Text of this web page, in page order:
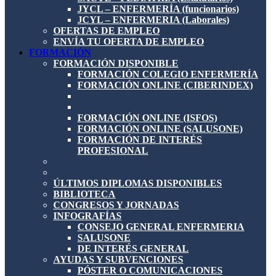
JYCL – ENFERMERÍA (funcionarios)
JCYL – ENFERMERIA (Laborales)
OFERTAS DE EMPLEO
ENVÍA TU OFERTA DE EMPLEO
FORMACIÓN
FORMACIÓN DISPONIBLE
FORMACIÓN COLEGIO ENFERMERÍA
FORMACIÓN ONLINE (CIBERINDEX)
FORMACIÓN ONLINE (ISFOS)
FORMACIÓN ONLINE (SALUSONE)
FORMACIÓN DE INTERÉS
PROFESIONAL
ÚLTIMOS DIPLOMAS DISPONIBLES
BIBLIOTECA
CONGRESOS Y JORNADAS
INFOGRAFÍAS
CONSEJO GENERAL ENFERMERIA
SALUSONE
DE INTERÉS GENERAL
AYUDAS Y SUBVENCIONES
PÓSTER O COMUNICACIONES